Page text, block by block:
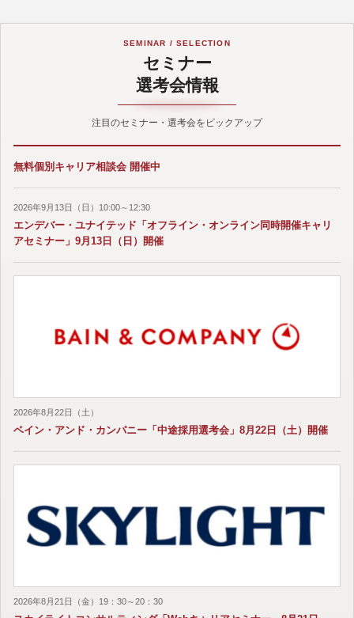
SEMINAR / SELECTION
セミナー
選考会情報
注目のセミナー・選考会をピックアップ
無料個別キャリア相談会 開催中
2026年9月13日（日）10:00～12:30
エンデバー・ユナイテッド「オフライン・オンライン同時開催キャリ
アセミナー」9月13日（日）開催
2026年8月22日（土）
ベイン・アンド・カンパニー「中途採用選考会」8月22日（土）開催
2026年8月21日（金）19：30～20：30